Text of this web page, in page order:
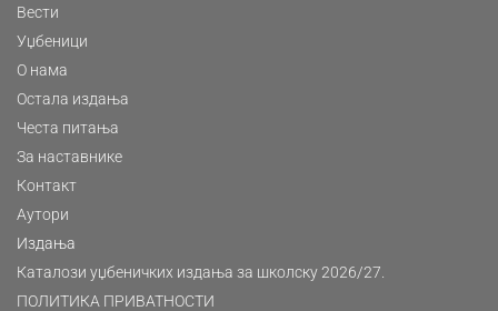
Вести
Уџбеници
О нама
Остала издања
Честа питања
За наставнике
Контакт
Аутори
Издања
Каталози уџбеничких издања за школску 2026/27.
ПОЛИТИКА ПРИВАТНОСТИ